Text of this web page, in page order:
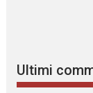
Ultimi